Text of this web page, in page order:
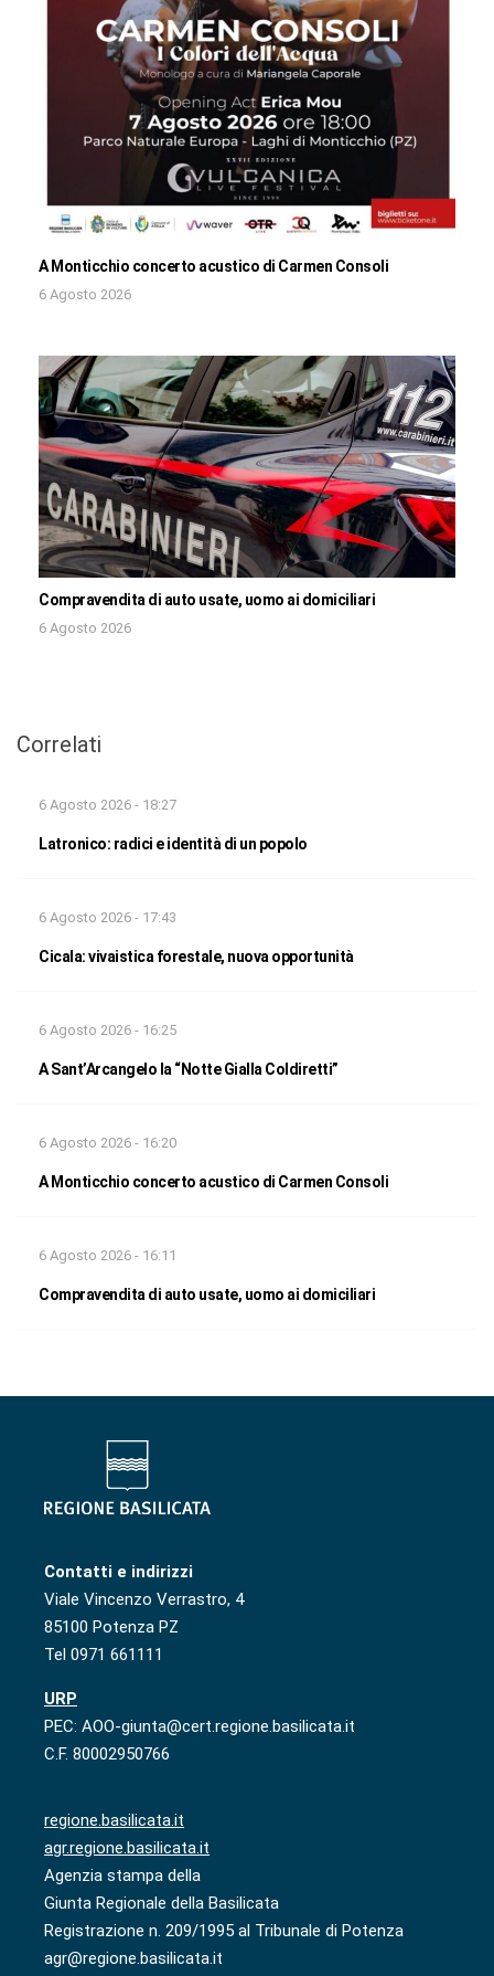
A Monticchio concerto acustico di Carmen Consoli
6 Agosto 2026
Compravendita di auto usate, uomo ai domiciliari
6 Agosto 2026
Correlati
6 Agosto 2026 - 18:27
Latronico: radici e identità di un popolo
6 Agosto 2026 - 17:43
Cicala: vivaistica forestale, nuova opportunità
6 Agosto 2026 - 16:25
A Sant’Arcangelo la “Notte Gialla Coldiretti”
6 Agosto 2026 - 16:20
A Monticchio concerto acustico di Carmen Consoli
6 Agosto 2026 - 16:11
Compravendita di auto usate, uomo ai domiciliari
Contatti e indirizzi
Viale Vincenzo Verrastro, 4
85100 Potenza PZ
Tel 0971 661111
URP
PEC: AOO-giunta@cert.regione.basilicata.it
C.F. 80002950766
regione.basilicata.it
agr.regione.basilicata.it
Agenzia stampa della
Giunta Regionale della Basilicata
Registrazione n. 209/1995 al Tribunale di Potenza
agr@regione.basilicata.it